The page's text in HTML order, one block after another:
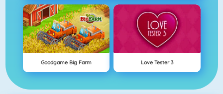
Goodgame Big Farm Love Tester 3